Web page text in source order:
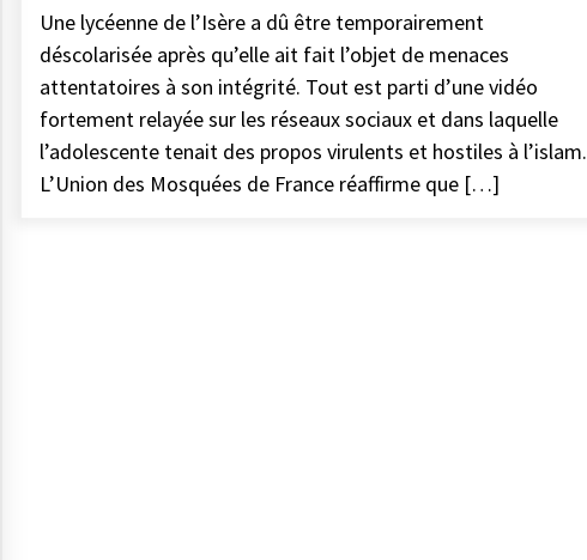
Une lycéenne de l’Isère a dû être temporairement
déscolarisée après qu’elle ait fait l’objet de menaces
attentatoires à son intégrité. Tout est parti d’une vidéo
fortement relayée sur les réseaux sociaux et dans laquelle
l’adolescente tenait des propos virulents et hostiles à l’islam.
L’Union des Mosquées de France réaffirme que […]